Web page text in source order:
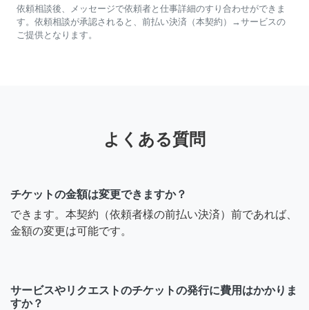
依頼相談後、メッセージで依頼者と仕事詳細のすり合わせができま
す。依頼相談が承認されると、前払い決済（本契約）→サービスの
ご提供となります。
よくある質問
チケットの金額は変更できますか？
できます。本契約（依頼者様の前払い決済）前であれば、
金額の変更は可能です。
サービスやリクエストのチケットの発行に費用はかかりま
すか？